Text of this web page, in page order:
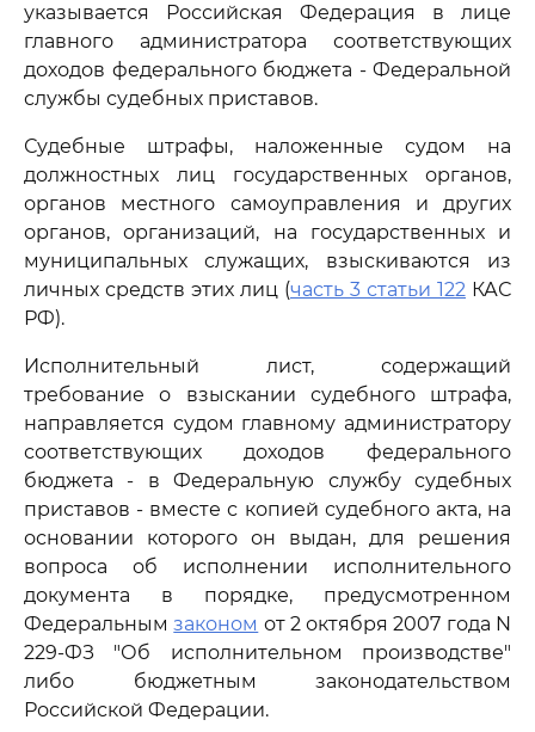
указывается Российская Федерация в лице
главного администратора соответствующих
доходов федерального бюджета - Федеральной
службы судебных приставов.
Судебные штрафы, наложенные судом на
должностных лиц государственных органов,
органов местного самоуправления и других
органов, организаций, на государственных и
муниципальных служащих, взыскиваются из
личных средств этих лиц (часть 3 статьи 122 КАС
РФ).
Исполнительный лист, содержащий
требование о взыскании судебного штрафа,
направляется судом главному администратору
соответствующих доходов федерального
бюджета - в Федеральную службу судебных
приставов - вместе с копией судебного акта, на
основании которого он выдан, для решения
вопроса об исполнении исполнительного
документа в порядке, предусмотренном
Федеральнымзаконом от 2 октября 2007 года N
229-ФЗ "Об исполнительном производстве"
либо бюджетным законодательством
Российской Федерации.